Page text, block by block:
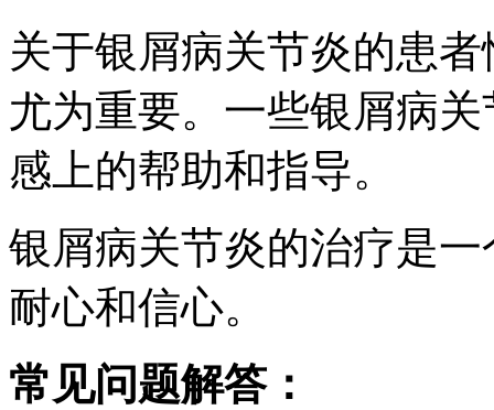
关于银屑病关节炎的患
尤为重要。一些银屑病
感上的帮助和指导。
银屑病关节炎的治疗是
耐心和信心。
常见问题解答：